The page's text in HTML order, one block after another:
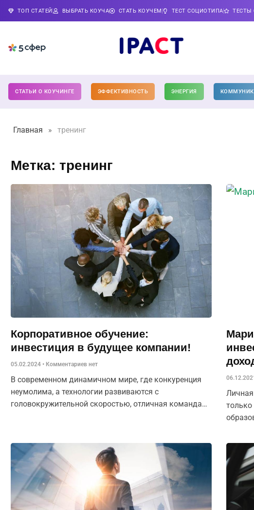
ТОП СТАТЕЙ ВЫБРАТЬ КОУЧА СТАТЬ КОУЧЕМ ТЕСТ СОЦИОТИПА ТЕСТЫ
СТАТЬИ О КОУЧИНГЕ ЭФФЕКТИВНОСТЬ ЭНЕРГИЯ
Главная » тренинг
Метка: тренинг
Корпоративное обучение:
инвестиция в будущее компании!
05.02.2024 Комментариев нет
В современном динамичном мире, где конкуренция
неумолима, а технологии развиваются с
головокружительной скоростью, отличная команда